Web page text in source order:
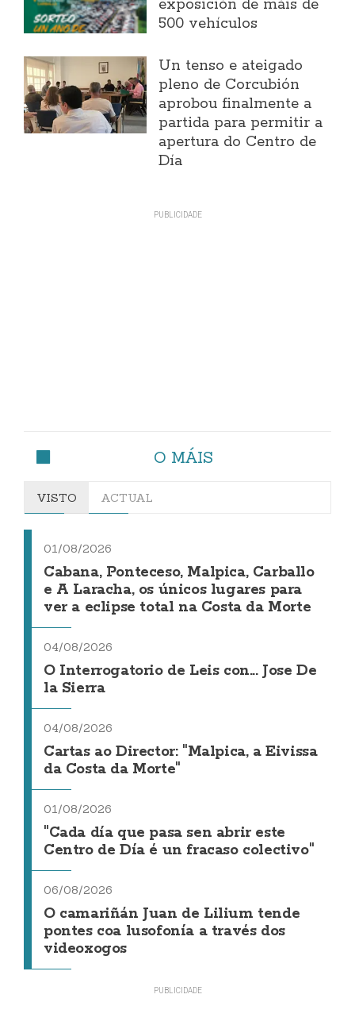
exposición de máis de
500 vehículos
Un tenso e ateigado
pleno de Corcubión
aprobou finalmente a
partida para permitir a
apertura do Centro de
Día
O MÁIS
VISTO ACTUAL
01/08/2026
Cabana, Ponteceso, Malpica, Carballo
e A Laracha, os únicos lugares para
ver a eclipse total na Costa da Morte
04/08/2026
O Interrogatorio de Leis con... Jose De
la Sierra
04/08/2026
Cartas ao Director: "Malpica, a Eivissa
da Costa da Morte"
01/08/2026
"Cada día que pasa sen abrir este
Centro de Día é un fracaso colectivo"
06/08/2026
O camariñán Juan de Lilium tende
pontes coa lusofonía a través dos
videoxogos